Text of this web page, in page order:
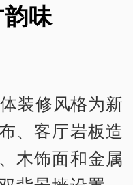
味
装修风格为新
、客厅岩板造
木饰面和金属